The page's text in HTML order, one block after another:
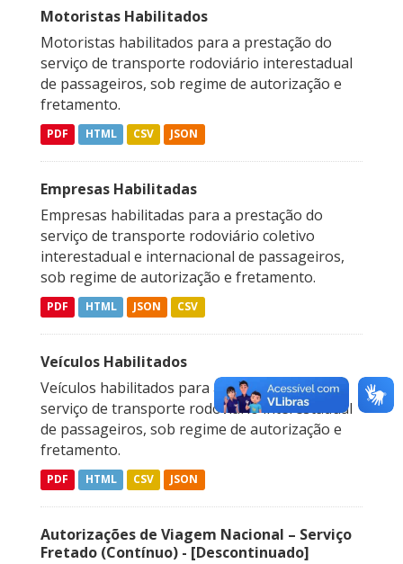
Motoristas Habilitados
Motoristas habilitados para a prestação do
serviço de transporte rodoviário interestadual
de passageiros, sob regime de autorização e
fretamento.
PDF HTML CSV JSON
Empresas Habilitadas
Empresas habilitadas para a prestação do
serviço de transporte rodoviário coletivo
interestadual e internacional de passageiros,
sob regime de autorização e fretamento.
PDF HTML JSON CSV
Veículos Habilitados
Veículos habilitados para a prestação do
serviço de transporte rodoviário interestadual
de passageiros, sob regime de autorização e
fretamento.
PDF HTML CSV JSON
Autorizações de Viagem Nacional – Serviço
Fretado (Contínuo) - [Descontinuado]